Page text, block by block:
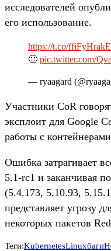
исследователей
его использование.
https://t.co/ffiFyHrakE
🙂 pic.twitter.com/
— ryaagard
Участники CoR
эксплоит для Google
работы с
Ошибка затрагивает
5.1-rc1 и заканчивая
(5.4.173, 5.10.93,
представляет угрозу
некоторых пакетов
Теги:KubernetesLinuxбаги